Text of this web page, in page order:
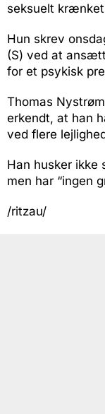
seksuelt
Hun skrev
(S) ved at
for et psykisk
Thomas
erkendt, at han
ved flere
Han husker ikke
men har “ingen
/ritzau/